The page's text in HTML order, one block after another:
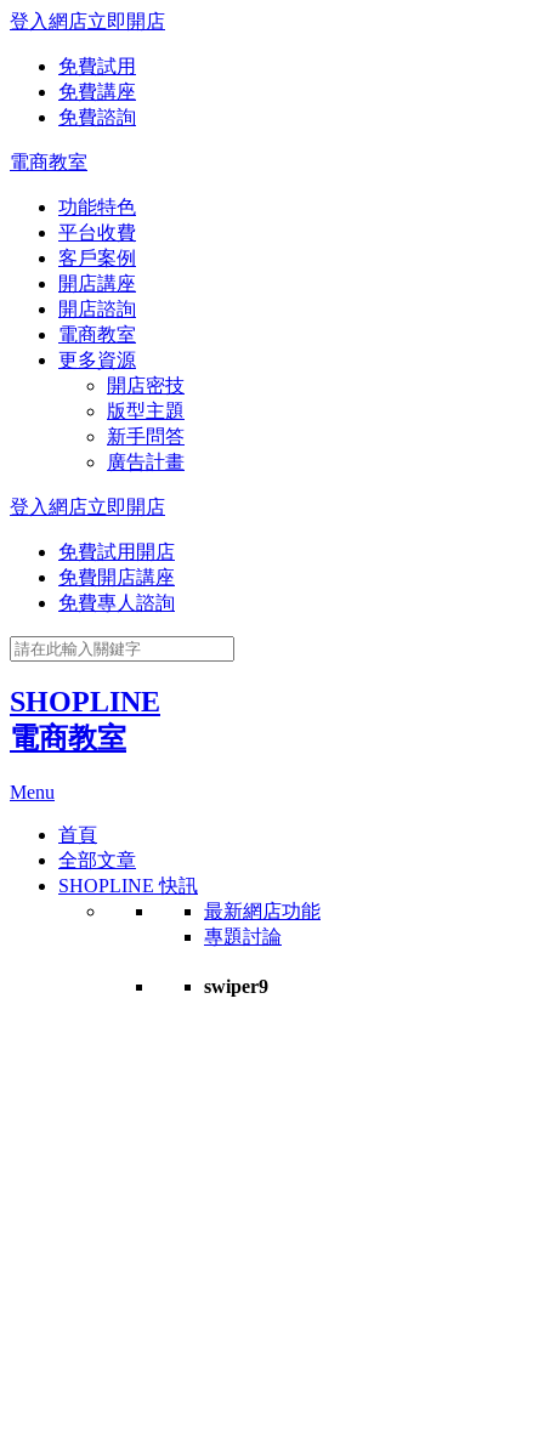
登入網店立即開店
免費試用
免費講座
免費諮詢
電商教室
功能特色
平台收費
客戶案例
開店講座
開店諮詢
電商教室
更多資源
開店密技
版型主題
新手問答
廣告計畫
登入網店立即開店
免費試用開店
免費開店講座
免費專人諮詢
SHOPLINE
電商教室
Menu
首頁
全部文章
SHOPLINE 快訊
最新網店功能
專題討論
swiper9